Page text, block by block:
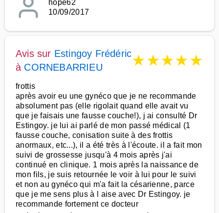
hope62
10/09/2017
Avis sur Estingoy Frédéric
à CORNEBARRIEU ★★★★★
frottis
après avoir eu une gynéco que je ne recommande
absolument pas (elle rigolait quand elle avait vu
que je faisais une fausse couche!), j ai consulté Dr
Estingoy. je lui ai parlé de mon passé médical (1
fausse couche, conisation suite à des frottis
anormaux, etc...), il a été très à l'écoute. il a fait mon
suivi de grossesse jusqu'à 4 mois après j'ai
continué en clinique. 1 mois après la naissance de
mon fils, je suis retournée le voir à lui pour le suivi
et non au gynéco qui m'a fait la césarienne, parce
que je me sens plus à l aise avec Dr Estingoy. je
recommande fortement ce docteur